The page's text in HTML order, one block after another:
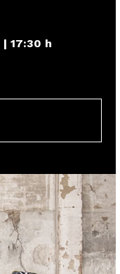
| 17:30 h